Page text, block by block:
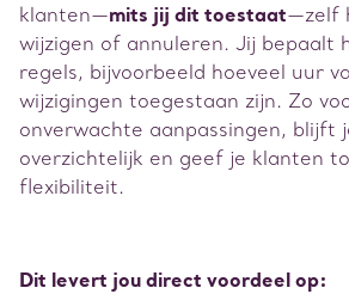
klanten—mits jij dit toestaat—zelf
wijzigen of annuleren. Jij bepaalt
regels, bijvoorbeeld hoeveel uur
wijzigingen toegestaan zijn. Zo
onverwachte aanpassingen, blijft
overzichtelijk en geef je klanten
flexibiliteit.
Dit levert jou direct voordeel op: